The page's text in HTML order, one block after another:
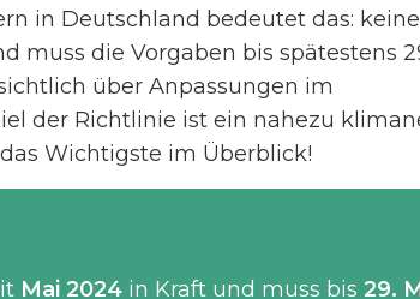
in Deutschland bedeutet das:
muss die Vorgaben bis spätestens
über Anpassungen im
der Richtlinie ist ein nahezu
Wichtigste im Überblick!
Mai 2024 in Kraft und muss bis 29.